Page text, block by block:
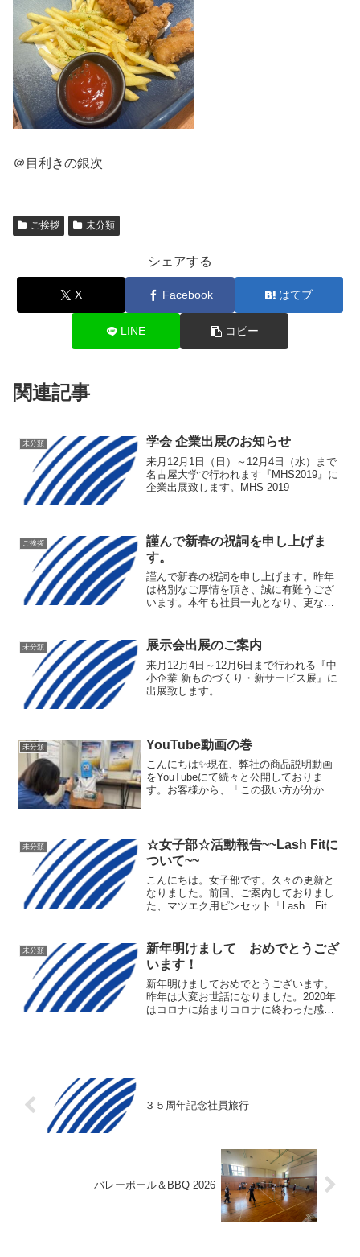
＠目利きの銀次
ご挨拶 未分類
シェアする
X Facebook はてブ
LINE コピー
関連記事
未分類 学会 企業出展のお知らせ
来月12月1日（日）～12月4日（水）まで
名古屋大学で行われます『MHS2019』に
企業出展致します。MHS 2019
ご挨拶
謹んで新春の祝詞を申し上げま
す。
謹んで新春の祝詞を申し上げます。昨年
は格別なご厚情を頂き、誠に有難うござ
います。本年も社員一丸となり、更なる
よろしくお願い申し上げます。皆様のご
健勝とご多幸をお祈り...
未分類 展示会出展のご案内
来月12月4日～12月6日まで行われる『中
小企業 新ものづくり・新サービス展』に
出展致します。
未分類 YouTube動画の巻
こんにちは✨現在、弊社の商品説明動画
をYouTubeにて続々と公開しておりま
す。お客様から、「この扱い方が分から
いながらご説明させて...
未分類
☆女子部☆活動報告~~Lash Fitに
ついて~~
こんにちは。女子部です。久々の更新と
なりました。前回、ご案内しておりまし
た、マツエク用ピンセット「Lash Fit」
見合わせております。販売代理店
（CharMu）にお問...
未分類
新年明けまして おめでとうござ
います！
新年明けましておめでとうございます。
昨年は大変お世話になりました。2020年
はコロナに始まりコロナに終わった感じ
３５周年記念社員旅行
バレーボール＆BBQ 2026